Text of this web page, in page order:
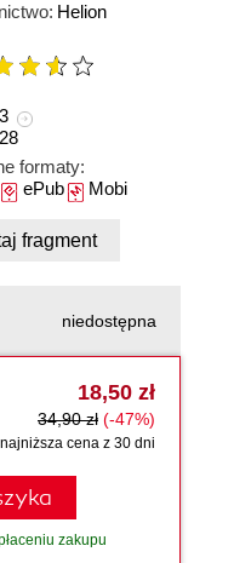
Helion
3
formaty:
ePubMobi
fragment
niedostępna
18,50 zł
34,90 zł (-47%)
najniższa cena z 30 dni
zakupu